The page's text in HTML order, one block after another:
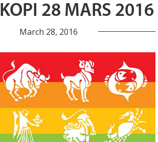
28 MARS 2016
March 28, 2016